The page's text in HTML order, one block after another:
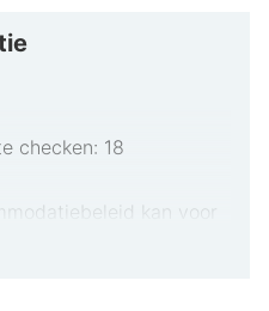
checken: 18
kan voor
in rekening worden